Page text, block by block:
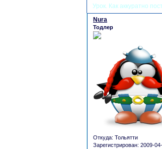
Урок. Как аккуратно
Nura
Тодлер
Откуда: Тольятти
Зарегистрирован: 2009-